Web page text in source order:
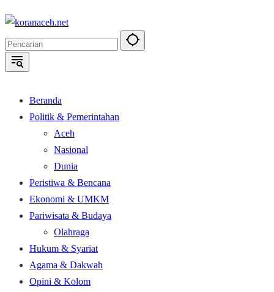
Langsung
konten
Beranda
Politik & Pemerintahan
Aceh
Nasional
Dunia
Peristiwa & Bencana
Ekonomi & UMKM
Pariwisata & Budaya
Olahraga
Hukum & Syariat
Agama & Dakwah
Opini & Kolom